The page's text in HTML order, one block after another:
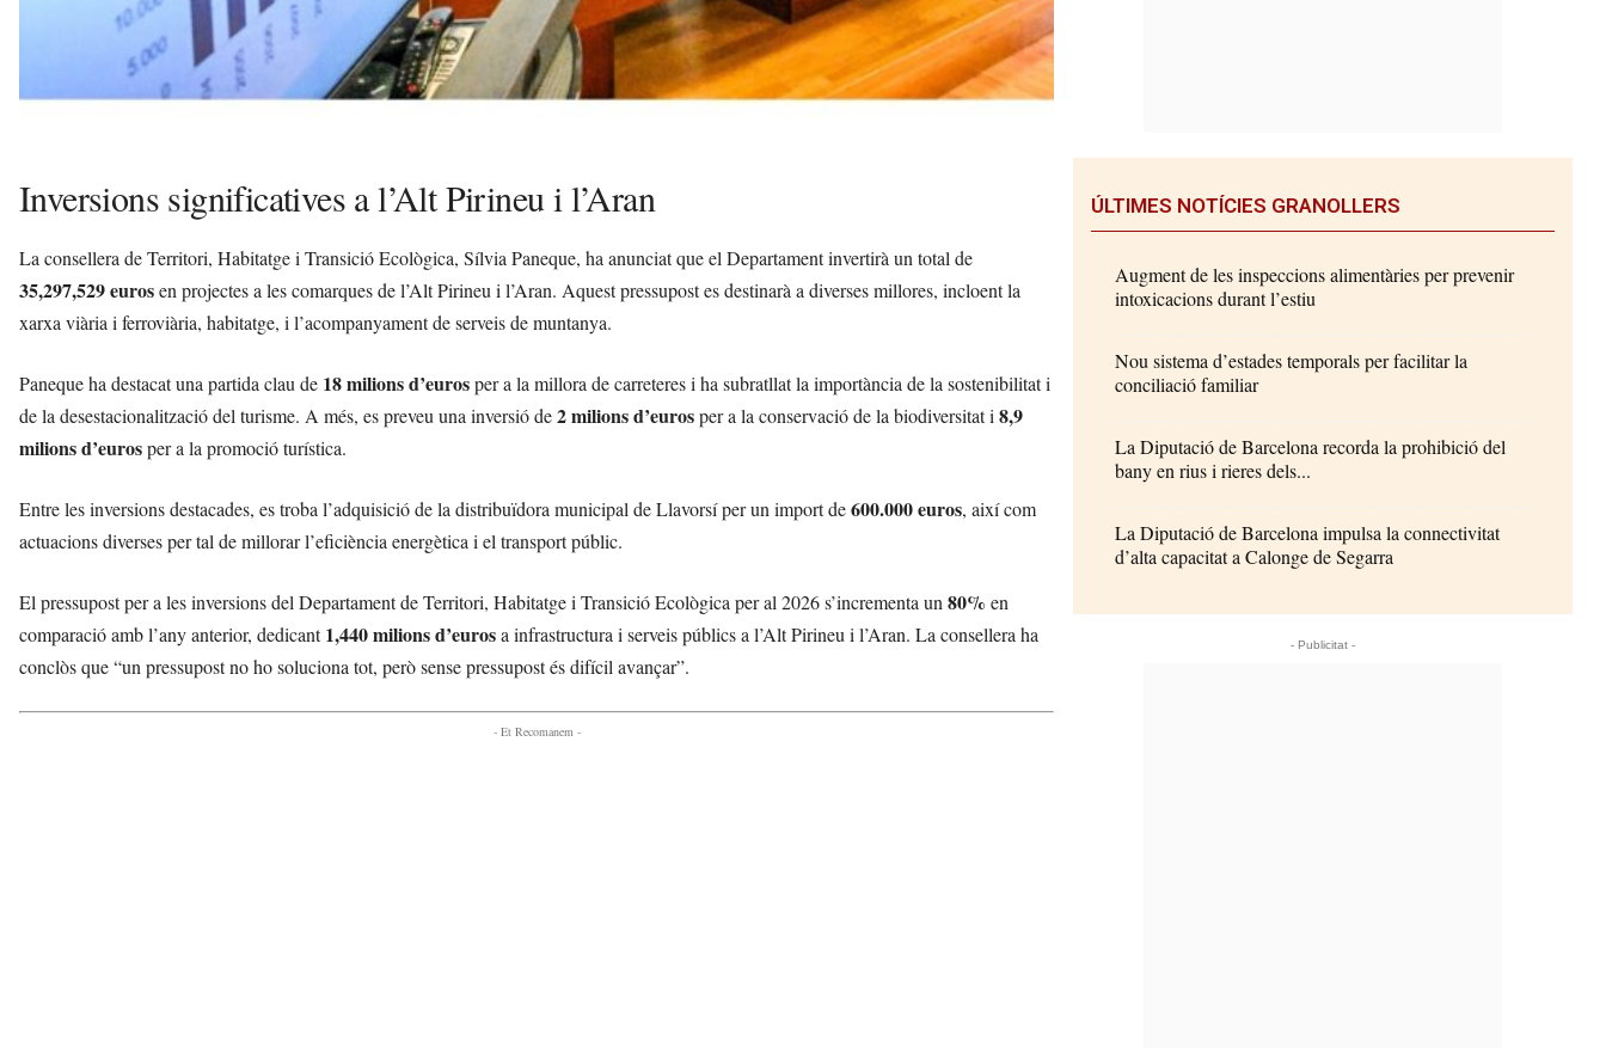
Inversions significatives a l’Alt Pirineu i l’Aran
La consellera de Territori, Habitatge i Transició Ecològica, Sílvia Paneque, ha anunciat que el Departament invertirà un total de
35,297,529 eurosen projectes a les comarques de l’Alt Pirineu i l’Aran. Aquest pressupost es destinarà a diverses millores, incloent la
xarxa viària i ferroviària, habitatge, i l’acompanyament de serveis de muntanya.
Paneque ha destacat una partida clau de 18 milions d’eurosper a la millora de carreteres i ha subratllat la importància de la sostenibilitat i
de la desestacionalització del turisme. A més, es preveu una inversió de2 milions d’eurosper a la conservació de la biodiversitat i 8,9
milions d’eurosper a la promoció turística.
Entre les inversions destacades, es troba l’adquisició de la distribuïdora municipal de Llavorsí per un import de600.000 euros, així com
actuacions diverses per tal de millorar l’eficiència energètica i el transport públic.
El pressupost per a les inversions del Departament de Territori, Habitatge i Transició Ecològica per al 2026 s’incrementa un 80% en
comparació amb l’any anterior, dedicant1,440 milions d’eurosa infrastructura i serveis públics a l’Alt Pirineu i l’Aran. La consellera ha
conclòs que “un pressupost no ho soluciona tot, però sense pressupost és difícil avançar”.
- Et Recomanem -
ÚLTIMES NOTÍCIES GRANOLLERS
Augment de les inspeccions alimentàries per prevenir
intoxicacions durant l’estiu
Nou sistema d’estades temporals per facilitar la
conciliació familiar
La Diputació de Barcelona recorda la prohibició del
bany en rius i rieres dels...
La Diputació de Barcelona impulsa la connectivitat
d’alta capacitat a Calonge de Segarra
- Publicitat -